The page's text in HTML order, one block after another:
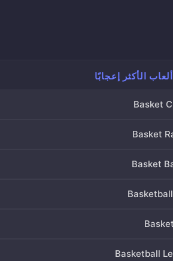
Basket
Basket
Basket
Basketball